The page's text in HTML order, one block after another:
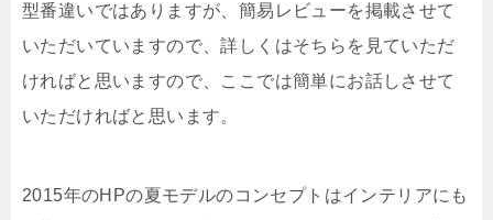
型番違いではありますが、簡易レビューを掲載させて
いただいていますので、詳しくはそちらを見ていただ
ければと思いますので、ここでは簡単にお話しさせて
いただければと思います。
2015年のHPの夏モデルのコンセプトはインテリアにも